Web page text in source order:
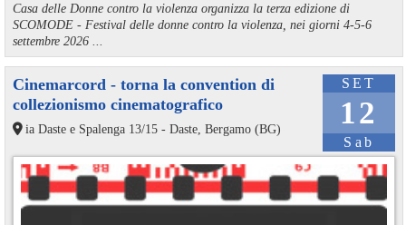
Casa delle Donne contro la violenza organizza la terza edizione di
SCOMODE - Festival delle donne contro la violenza, nei giorni 4-5-6
settembre 2026 ...
SET
12
Sab
Cinemarcord - torna la convention di
collezionismo cinematografico
ia Daste e Spalenga 13/15 - Daste, Bergamo (BG)